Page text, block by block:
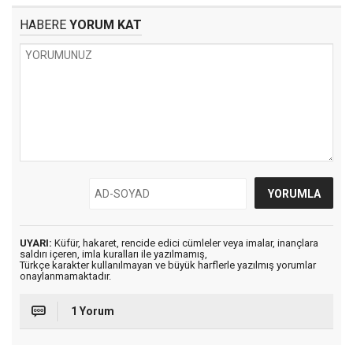
HABERE YORUM KAT
UYARI: Küfür, hakaret, rencide edici cümleler veya imalar, inançlara
saldırı içeren, imla kuralları ile yazılmamış,
Türkçe karakter kullanılmayan ve büyük harflerle yazılmış yorumlar
onaylanmamaktadır.
1 Yorum